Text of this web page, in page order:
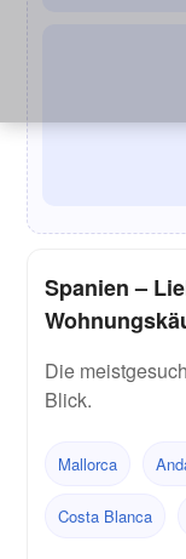
Spanien –
Die
Blick.
Mallorca
Costa Blanca